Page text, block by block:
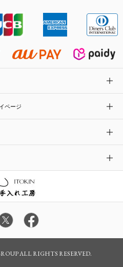
ャーバッグ
ンス
ページ
ALL RIGHTS RESERVED.